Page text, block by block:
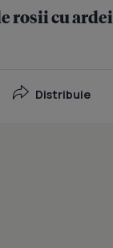
rosii cu ardei
Distribuie